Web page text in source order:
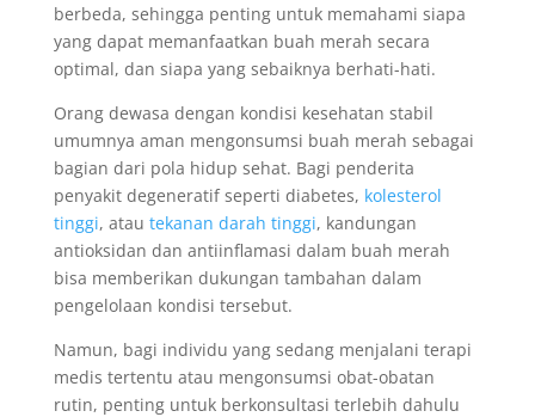
berbeda, sehingga penting untuk memahami siapa
yang dapat memanfaatkan buah merah secara
optimal, dan siapa yang sebaiknya berhati-hati.
Orang dewasa dengan kondisi kesehatan stabil
umumnya aman mengonsumsi buah merah sebagai
bagian dari pola hidup sehat. Bagi penderita
penyakit degeneratif seperti diabetes, kolesterol
tinggi, atau tekanan darah tinggi, kandungan
antioksidan dan antiinflamasi dalam buah merah
bisa memberikan dukungan tambahan dalam
pengelolaan kondisi tersebut.
Namun, bagi individu yang sedang menjalani terapi
medis tertentu atau mengonsumsi obat-obatan
rutin, penting untuk berkonsultasi terlebih dahulu